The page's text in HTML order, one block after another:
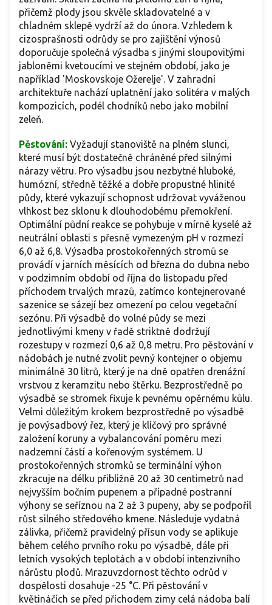
přičemž plody jsou skvěle skladovatelné a v
chladném sklepě vydrží až do února. Vzhledem k
cizosprašnosti odrůdy se pro zajištění výnosů
doporučuje společná výsadba s jinými sloupovitými
jabloněmi kvetoucími ve stejném období, jako je
například 'Moskovskoje Ožerelje'. V zahradní
architektuře nachází uplatnění jako solitéra v malých
kompozicích, podél chodníků nebo jako mobilní
zeleň.
Pěstování: Vyžadují stanoviště na plném slunci,
které musí být dostatečně chráněné před silnými
nárazy větru. Pro výsadbu jsou nezbytné hluboké,
humózní, středně těžké a dobře propustné hlinité
půdy, které vykazují schopnost udržovat vyváženou
vlhkost bez sklonu k dlouhodobému přemokření.
Optimální půdní reakce se pohybuje v mírně kyselé až
neutrální oblasti s přesně vymezeným pH v rozmezí
6,0 až 6,8. Výsadba prostokořenných stromů se
provádí v jarních měsících od března do dubna nebo
v podzimním období od října do listopadu před
příchodem trvalých mrazů, zatímco kontejnerované
sazenice se sázejí bez omezení po celou vegetační
sezónu. Při výsadbě do volné půdy se mezi
jednotlivými kmeny v řadě striktně dodržují
rozestupy v rozmezí 0,6 až 0,8 metru. Pro pěstování v
nádobách je nutné zvolit pevný kontejner o objemu
minimálně 30 litrů, který je na dně opatřen drenážní
vrstvou z keramzitu nebo štěrku. Bezprostředně po
výsadbě se stromek fixuje k pevnému opěrnému kůlu.
Velmi důležitým krokem bezprostředně po výsadbě
je povýsadbový řez, který je klíčový pro správné
založení koruny a vybalancování poměru mezi
nadzemní částí a kořenovým systémem. U
prostokořenných stromků se terminální výhon
zkracuje na délku přibližně 20 až 30 centimetrů nad
nejvyšším bočním pupenem a případné postranní
výhony se seříznou na 2 až 3 pupeny, aby se podpořil
růst silného středového kmene. Následuje vydatná
zálivka, přičemž pravidelný přísun vody se aplikuje
během celého prvního roku po výsadbě, dále při
letních vysokých teplotách a v období intenzivního
nárůstu plodů. Mrazuvzdornost těchto odrůd v
dospělosti dosahuje -25 °C. Při pěstování v
květináčích se před příchodem zimy celá nádoba balí